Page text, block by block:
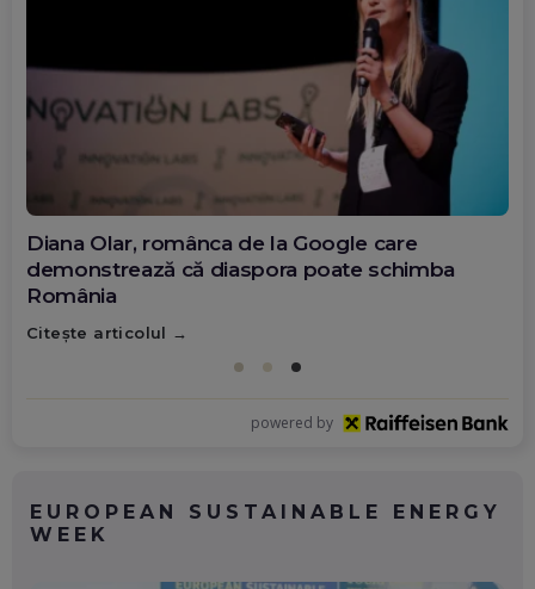
Diana Olar, românca de la Google care
demonstrează că diaspora poate schimba
România
Citește articolul
powered by
EUROPEAN SUSTAINABLE ENERGY
WEEK